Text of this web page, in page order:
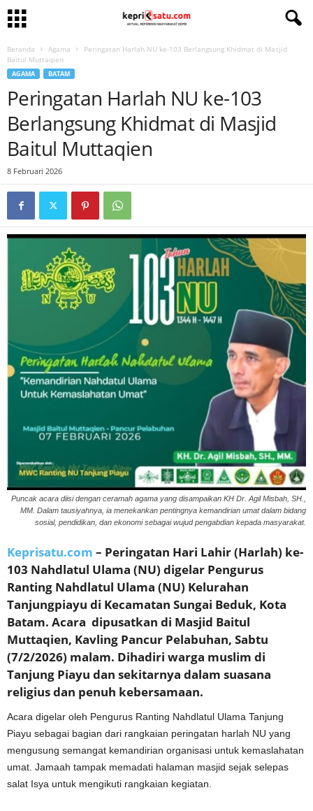
Beranda Agama
Peringatan Harlah NU ke-103 Berlangsung Khidmat di Masjid
Baitul Muttaqien
AGAMA BATAM
Peringatan Harlah NU ke-103
Berlangsung Khidmat di Masjid
Baitul Muttaqien
8 Februari 2026
Puncak acara diisi dengan ceramah agama yang disampaikan KH Dr. Agil Misbah, SH.,
MM. Dalam tausiyahnya, ia menekankan pentingnya kemandirian umat dalam bidang
sosial, pendidikan, dan ekonomi sebagai wujud pengabdian kepada masyarakat.
Keprisatu.com – Peringatan Hari Lahir (Harlah) ke-
103 Nahdlatul Ulama (NU) digelar Pengurus
Ranting Nahdlatul Ulama (NU) Kelurahan
Tanjungpiayu di Kecamatan Sungai Beduk, Kota
Batam. Acara dipusatkan di Masjid Baitul
Muttaqien, Kavling Pancur Pelabuhan, Sabtu
(7/2/2026) malam. Dihadiri warga muslim di
Tanjung Piayu dan sekitarnya dalam suasana
religius dan penuh kebersamaan.
Acara digelar oleh Pengurus Ranting Nahdlatul Ulama Tanjung
Piayu sebagai bagian dari rangkaian peringatan harlah NU yang
mengusung semangat kemandirian organisasi untuk kemaslahatan
umat. Jamaah tampak memadati halaman masjid sejak selepas
salat Isya untuk mengikuti rangkaian kegiatan.